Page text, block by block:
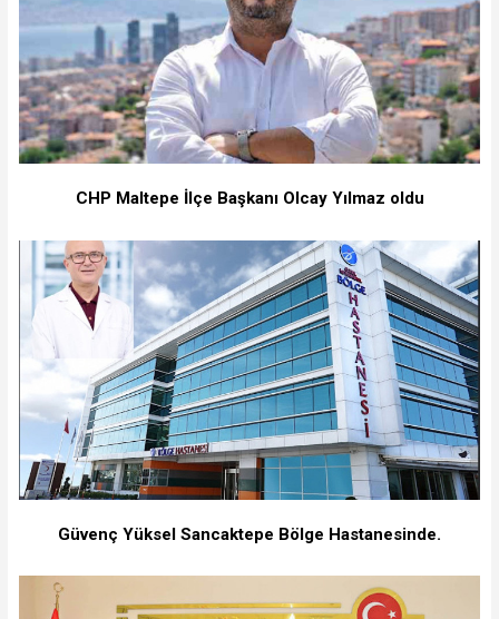
CHP Maltepe İlçe Başkanı Olcay Yılmaz oldu
Güvenç Yüksel Sancaktepe Bölge Hastanesinde.